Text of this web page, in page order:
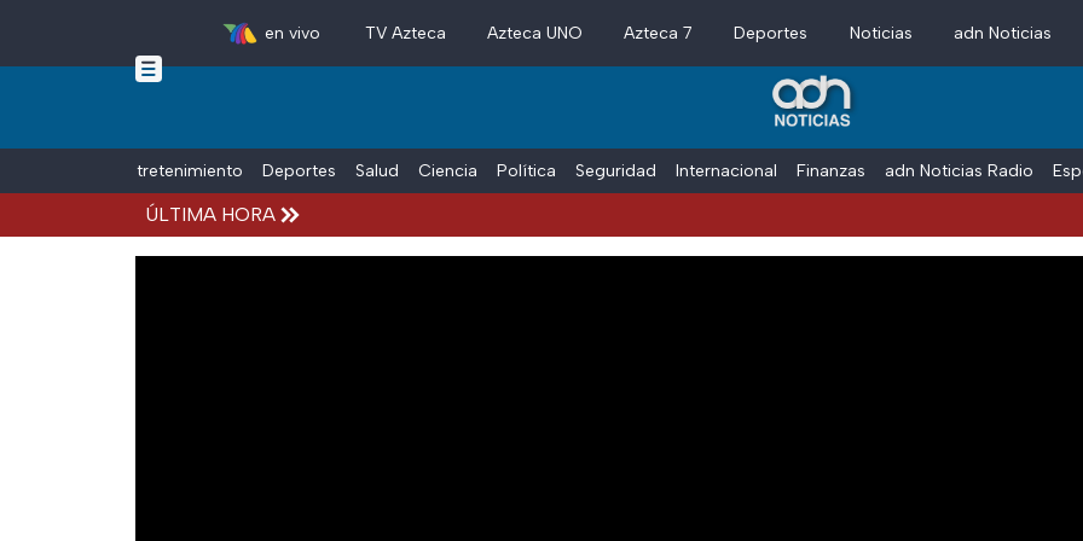
Skip to main content
en vivo TV Azteca Azteca UNO Azteca 7 Deportes Noticias adn Noticias
Entretenimiento Deportes Salud Ciencia Política Seguridad Internacional Finanzas adn Noticias Radio
ÚLTIMA HORA